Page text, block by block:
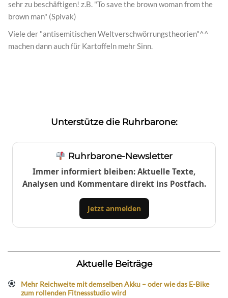
sehr zu beschäftigen! z.B. "To save the brown woman from the
brown man" (Spivak)
Viele der "antisemitischen Weltverschwörrungstheorien"^^
machen dann auch für Kartoffeln mehr Sinn.
Unterstütze die Ruhrbarone:
Ruhrbarone-Newsletter
Immer informiert bleiben: Aktuelle Texte,
Analysen und Kommentare direkt ins Postfach.
Jetzt anmelden
Aktuelle Beiträge
Mehr Reichweite mit demselben Akku – oder wie das E-Bike
zum rollenden Fitnessstudio wird